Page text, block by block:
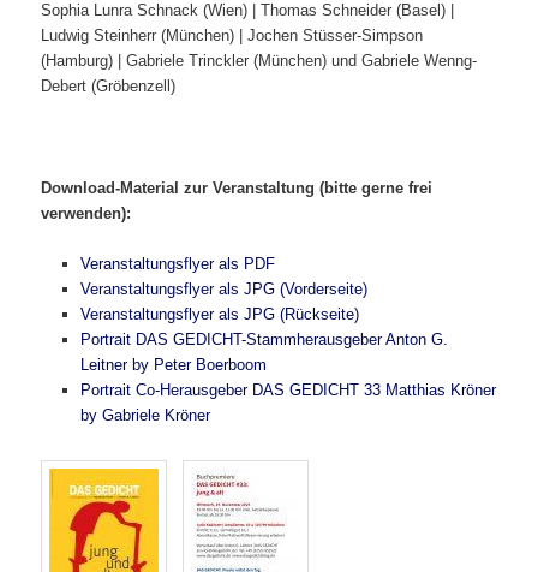
Sophia Lunra Schnack (Wien) | Thomas Schneider (Basel) |
Ludwig Steinherr (München) | Jochen Stüsser-Simpson
(Hamburg) | Gabriele Trinckler (München) und Gabriele Wenng-
Debert (Gröbenzell)
Download-Material zur Veranstaltung (bitte gerne frei
verwenden):
Veranstaltungsflyer als PDF
Veranstaltungsflyer als JPG (Vorderseite)
Veranstaltungsflyer als JPG (Rückseite)
Portrait DAS GEDICHT-Stammherausgeber Anton G.
Leitner by Peter Boerboom
Portrait Co-Herausgeber DAS GEDICHT 33 Matthias Kröner
by Gabriele Kröner